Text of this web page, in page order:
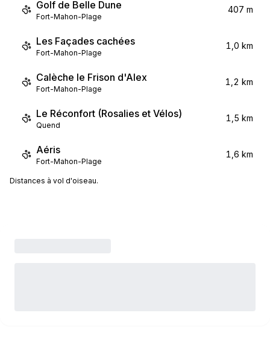
Golf de Belle Dune
Fort-Mahon-Plage
407 m
Les Façades cachées
Fort-Mahon-Plage
1,0 km
Calèche le Frison d'Alex
Fort-Mahon-Plage
1,2 km
Le Réconfort (Rosalies et Vélos)
Quend
1,5 km
Aéris
Fort-Mahon-Plage
1,6 km
Distances à vol d'oiseau.